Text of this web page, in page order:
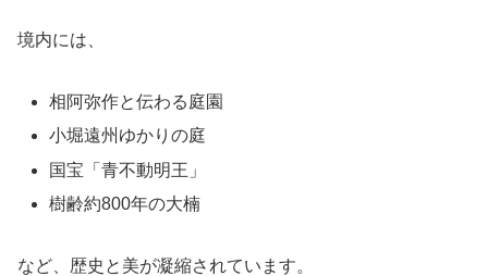
境内には、
相阿弥作と伝わる庭園
小堀遠州ゆかりの庭
国宝「青不動明王」
樹齢約800年の大楠
など、歴史と美が凝縮されています。